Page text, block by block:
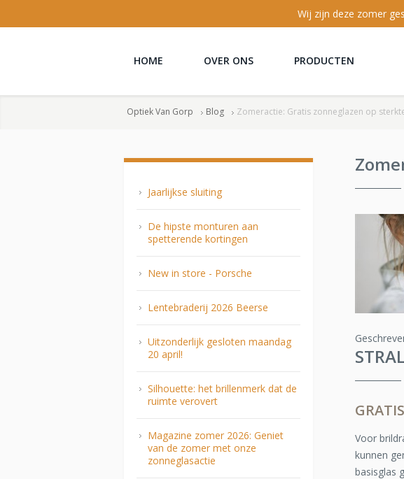
Wij zijn deze zomer
HOME OVER ONS PRODUCTEN
Optiek Van Gorp Blog Zomeractie: Gratis zonneglazen op
Voor
kunnen
basisglas
Jaarlijkse sluiting
De hipste monturen aan
spetterende kortingen
New in store - Porsche
Lentebraderij 2026 Beerse
Uitzonderlijk gesloten maandag
20 april!
Silhouette: het brillenmerk dat de
ruimte verovert
Magazine zomer 2026: Geniet
van de zomer met onze
zonneglasactie